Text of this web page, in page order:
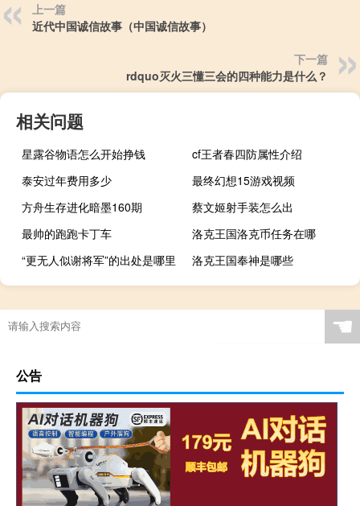
上一篇
近代中国诚信故事（中国诚信故事）
下一篇
rdquo灭火三懂三会的四种能力是什么？
相关问题
星露谷物语怎么开始挣钱
cf王者春四防属性介绍
泰安过年费用多少
最终幻想15游戏视频
方舟生存进化暗墨160期
蔡文姬射手装怎么出
最帅的跑跑卡丁车
洛克王国洛克币任务在哪
“更无人似谢将军”的出处是哪里
洛克王国奉神是哪些
☚
公告